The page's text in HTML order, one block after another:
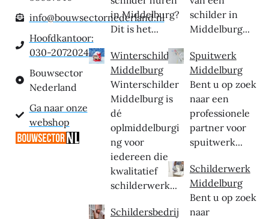
info@bouwsectornederland.nl
Hoofdkantoor:
030-2072024
Bouwsector
Nederland
Ga naar onze
webshop
in Middelburg?
Dit is het...
Winterschilder
Middelburg
Winterschilder
Middelburg is
dé
oplmiddelburgi
ng voor
iedereen die
kwalitatief
schilderwerk...
Schildersbedrij
schilder in
Middelburg...
Spuitwerk
Middelburg
Bent u op zoek
naar een
professionele
partner voor
spuitwerk...
Schilderwerk
Middelburg
Bent u op zoek
naar